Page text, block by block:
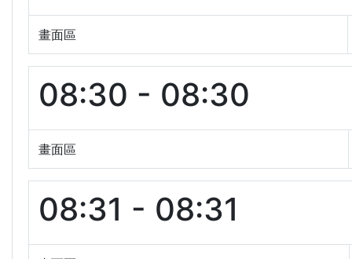
畫面區
08:30 - 08:30
畫面區
08:31 - 08:31